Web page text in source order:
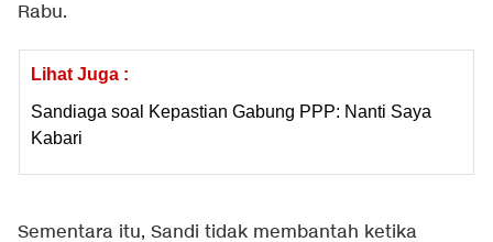
Rabu.
Lihat Juga :
Sandiaga soal Kepastian Gabung PPP: Nanti Saya
Kabari
Sementara itu, Sandi tidak membantah ketika